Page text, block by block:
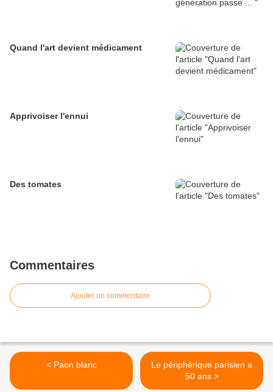
Quand l'art devient médicament
Apprivoiser l'ennui
Des tomates
Commentaires
Ajouter un commentaire
< Paon blanc
Le périphérique parisien a
50 ans >